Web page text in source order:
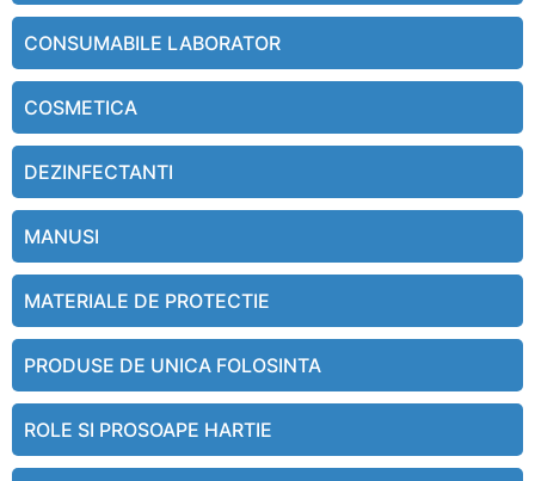
CONSUMABILE LABORATOR
COSMETICA
DEZINFECTANTI
MANUSI
MATERIALE DE PROTECTIE
PRODUSE DE UNICA FOLOSINTA
ROLE SI PROSOAPE HARTIE